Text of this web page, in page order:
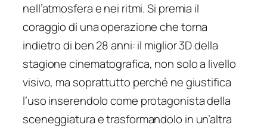
nell’atmosfera e nei ritmi. Si premia il
coraggio di una operazione che torna
indietro di ben 28 anni: il miglior 3D della
stagione cinematografica, non solo a livello
visivo, ma soprattutto perché ne giustifica
l’uso inserendolo come protagonista della
sceneggiatura e trasformandolo in un’altra